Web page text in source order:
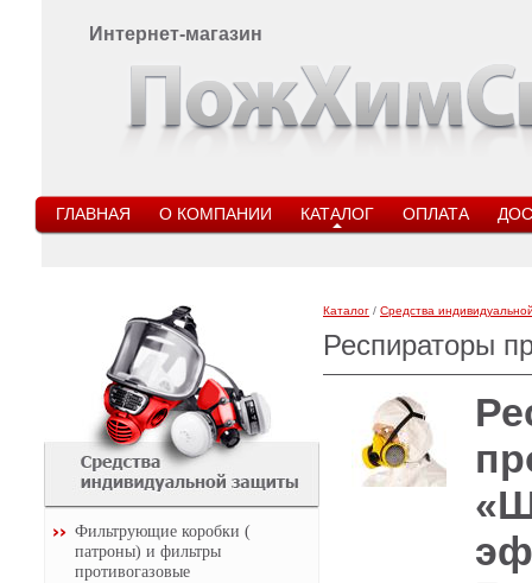
Интернет-магазин
ГЛАВНАЯ О КОМПАНИИ КАТАЛОГ ОПЛАТА
Фильтрующие коробки (
патроны) и фильтры
противогазовые
Каталог / Средства
Респираторы